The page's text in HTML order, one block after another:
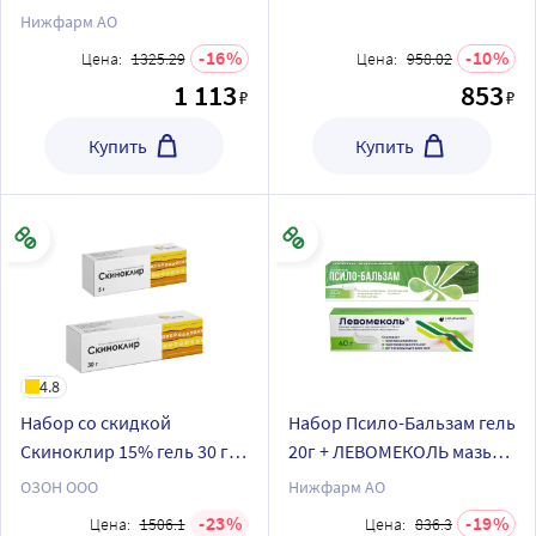
скидкой
Нижфарм АО
Цена: 1325.29 16
1 113₽
Купить
Цена: 958.02 10
853₽
Купить
4.8
Набор со скидкой
Скиноклир 15% гель 30 г +
Скиноклир 15% гель 5 г
ОЗОН ООО
Цена: 1506.1 23
Набор Псило-Бальзам гель
20г + ЛЕВОМЕКОЛЬ мазь
для наружного
Нижфарм АО
Цена: 836.3 19